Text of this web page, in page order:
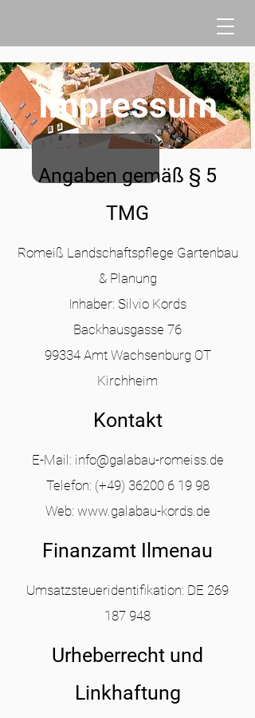
Impressum
Angaben gemäß § 5
TMG
Romeiß Landschaftspflege Gartenbau
& Planung
Inhaber: Silvio Kords
Backhausgasse 76
99334 Amt Wachsenburg OT
Kirchheim
Kontakt
E-Mail: info@galabau-romeiss.de
Telefon: (+49) 36200 6 19 98
Web: www.galabau-kords.de
Finanzamt Ilmenau
Umsatzsteueridentifikation: DE 269
187 948
Urheberrecht und
Linkhaftung